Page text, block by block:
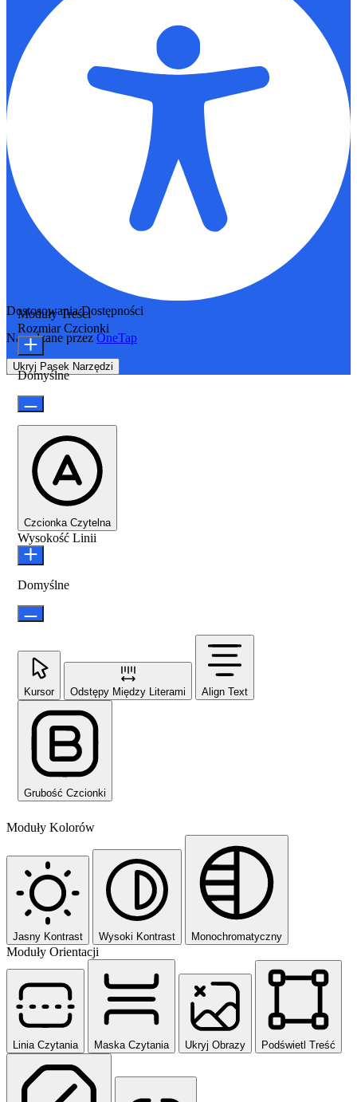
Dostosowania Dostępności
Napędzane przez OneTap
Ukryj Pasek Narzędzi
Moduły Treści
Rozmiar Czcionki
Domyślne
Czcionka Czytelna
Wysokość Linii
Domyślne
Kursor Odstępy Między Literami Align Text
Grubość Czcionki
Moduły Kolorów
Jasny Kontrast Wysoki Kontrast Monochromatyczny
Moduły Orientacji
Linia Czytania Maska Czytania Ukryj Obrazy Podświetl Treść